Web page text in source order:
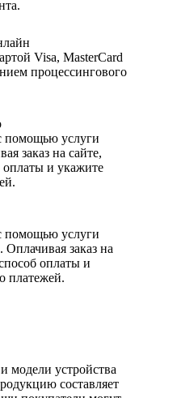
Visa, MasterCard
процессингового
помощью услуги
заказ на сайте,
оплаты и укажите
помощью услуги
заказ на
оплаты и
платежей.
модели устройства
составляет